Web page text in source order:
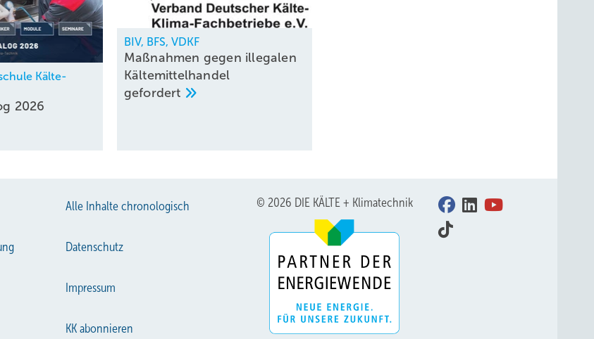
Kälte-
2026
BIV, BFS, VDKF
Maßnahmen gegen illegalen
Kältemittelhandel
gefordert
Alle Inhalte chronologisch
Datenschutz
Impressum
KK abonnieren
© 2026 DIE KÄLTE + Klimatechnik